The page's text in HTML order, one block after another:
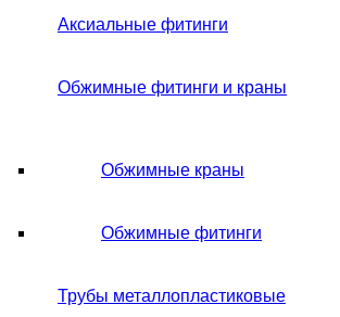
Аксиальные фитинги
Обжимные фитинги и краны
Обжимные краны
Обжимные фитинги
Трубы металлопластиковые